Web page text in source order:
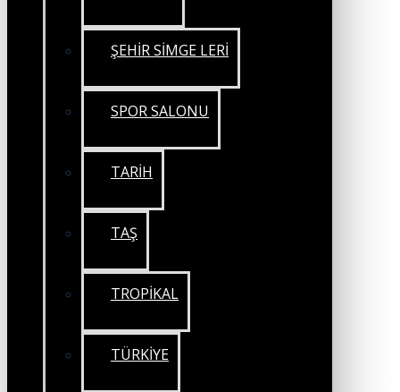
ŞEHİR SİMGE LERİ
SPOR SALONU
TARİH
TAŞ
TROPİKAL
TÜRKİYE